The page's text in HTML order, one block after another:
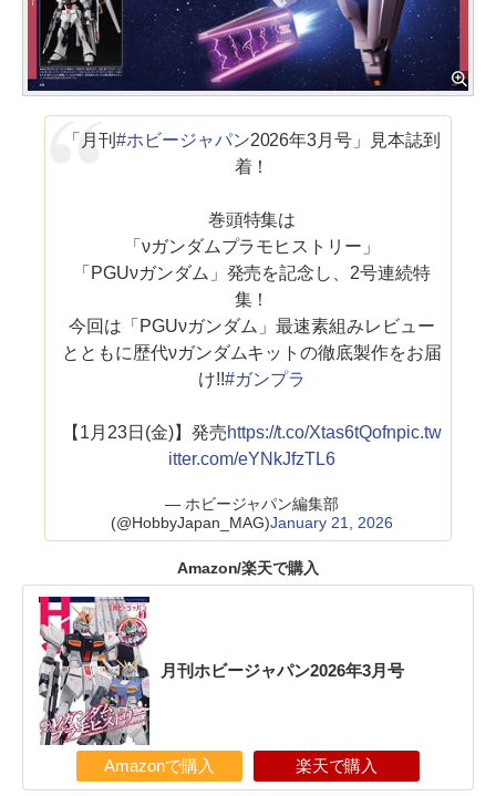
「月刊 #ホビージャパン2026年3月号」見本誌到
着！
巻頭特集は
「νガンダムプラモヒストリー」
「PGUνガンダム」発売を記念し、2号連続特
集！
今回は「PGUνガンダム」最速素組みレビュー
とともに歴代νガンダムキットの徹底製作をお届
け!!#ガンプラ
【1月23日(金)】発売https://t.co/Xtas6tQofnpic.tw
itter.com/eYNkJfzTL6
— ホビージャパン編集部
(@HobbyJapan_MAG)January 21, 2026
Amazon/楽天で購入
月刊ホビージャパン2026年3月号
Amazonで購入 楽天で購入